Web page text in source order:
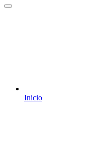
Inicio